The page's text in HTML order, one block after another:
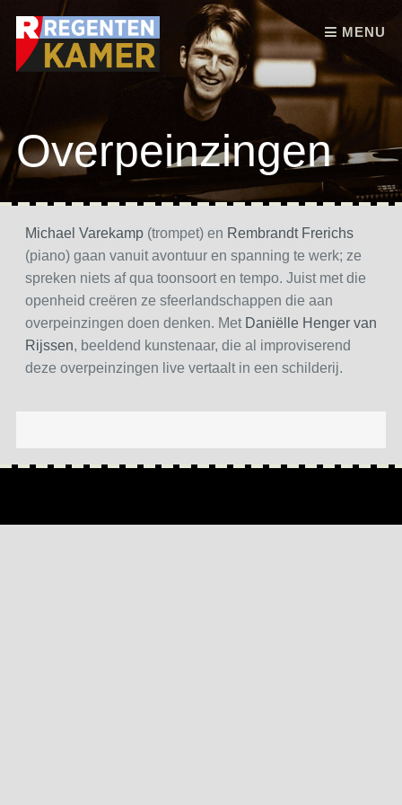
MENU
Skip to content
Overpeinzingen
Michael Varekamp(trompet) en Rembrandt Frerichs
(piano) gaan vanuit avontuur en spanning te werk; ze
spreken niets af qua toonsoort en tempo. Juist met die
openheid creëren ze sfeerlandschappen die aan
overpeinzingen doen denken. Met Daniëlle Henger van
Rijssen, beeldend kunstenaar, die al improviserend
deze overpeinzingen live vertaalt in een schilderij.